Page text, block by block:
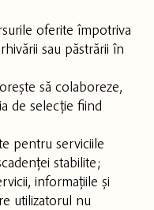
oferite împotriva
sau păstrării în
să colaboreze,
de selecție fiind
pentru serviciile
stabilite;
informațiile și
utilizatorul nu